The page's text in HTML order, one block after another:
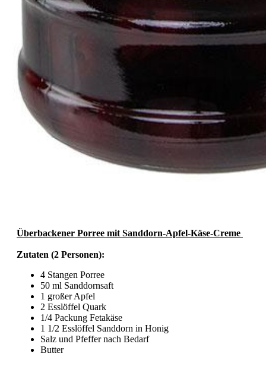
Überbackener Porree mit Sanddorn-Apfel-Käse-Creme
Zutaten (2 Personen):
4 Stangen Porree
50 ml Sanddornsaft
1 großer Apfel
2 Esslöffel Quark
1/4 Packung Fetakäse
1 1/2 Esslöffel Sanddorn in Honig
Salz und Pfeffer nach Bedarf
Butter